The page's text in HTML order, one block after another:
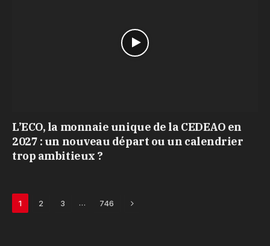
L’ECO, la monnaie unique de la CEDEAO en
2027 : un nouveau départ ou un calendrier
trop ambitieux ?
1 2 3 … 746 Next